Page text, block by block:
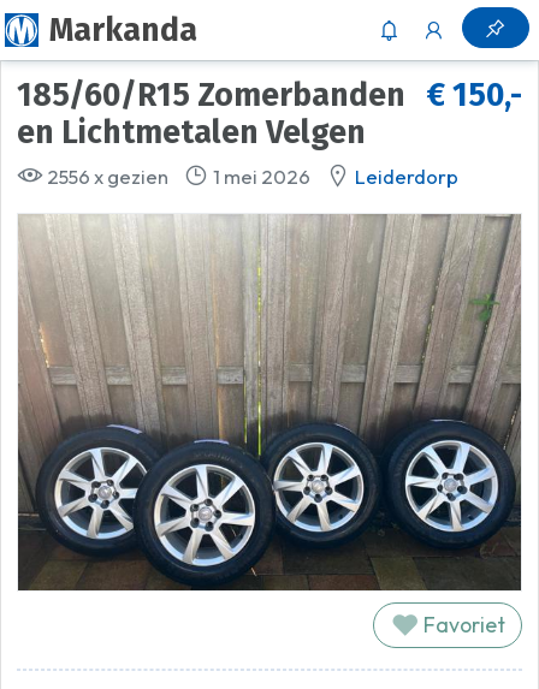
Markanda
€ 150,-
185/60/R15 Zomerbanden
en Lichtmetalen Velgen
2556 x gezien 1 mei 2026 Leiderdorp
Favoriet